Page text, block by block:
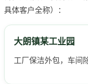
具体客户全称）：
大朗镇某工业园
工厂保洁外包，车间